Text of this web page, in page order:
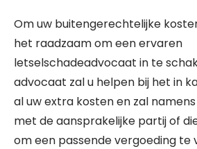
Om uw buitengerechtelijke
het raadzaam om een ervaren
letselschadeadvocaat in te
advocaat zal u helpen bij het in
al uw extra kosten en zal
met de aansprakelijke partij of
om een passende vergoeding te